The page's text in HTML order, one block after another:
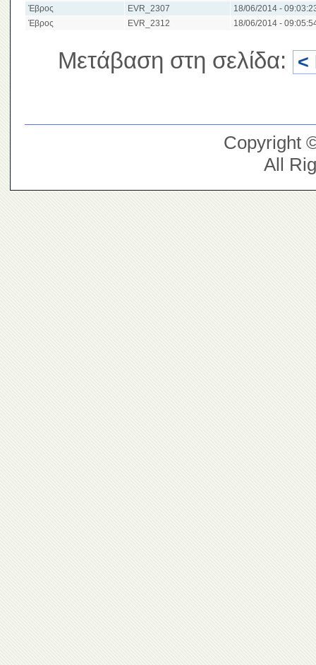
Έβρος
EVR_2307
18/06/2014 -
Έβρος
EVR_2312 18/06/2014 -
Μετάβαση στη σελίδα: <
Copyright
All